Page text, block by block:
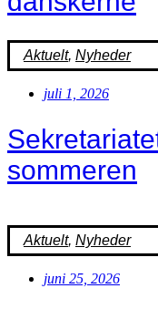
Aktuelt, Nyheder
juli 1, 2026
sommeren
Aktuelt, Nyheder
juni 25, 2026